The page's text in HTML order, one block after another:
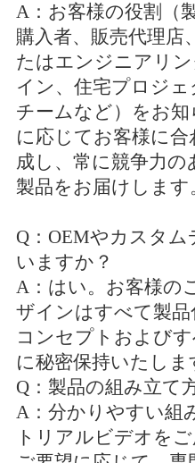
A：お客様の役割（
購入者、販売代理店
たはエンジニアリ
イン、住宅プロジ
チームなど）をお
に応じてお客様に
成し、常に競争力の
製品をお届けします
Q：OEMやカスタ
いますか？
A：はい。お客様の
ザインはすべて製
コンセプトおよび
に秘密保持いたしま
Q：製品の組み立て
A：分かりやすい組
トリアルビデオを